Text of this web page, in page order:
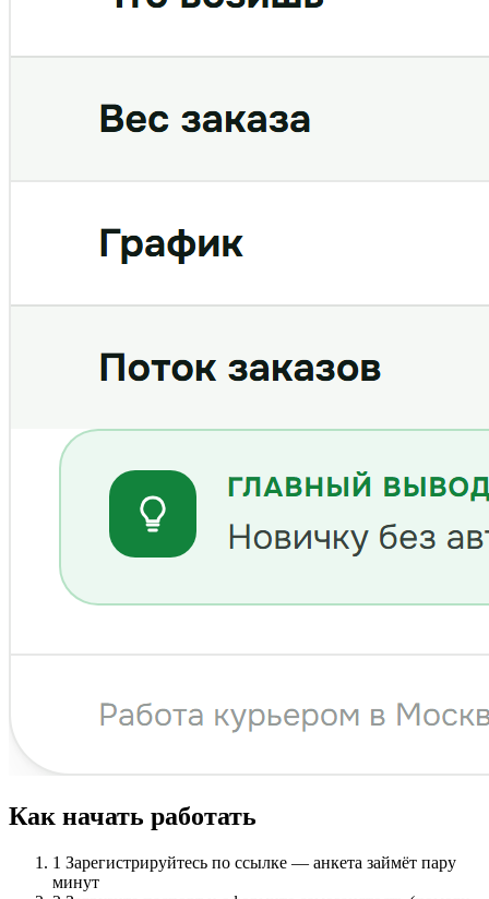
Как начать работать
1 Зарегистрируйтесь по ссылке — анкета займёт пару
минут